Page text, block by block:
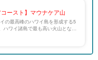
コースト】マウナケア山
の最高峰のハワイ島を形成する5
ハワイ諸島で最も高い火山となっ